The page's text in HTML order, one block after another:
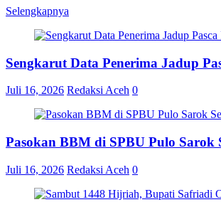
Selengkapnya
Sengkarut Data Penerima Jadup
Juli 16, 2026 Redaksi Aceh 0
Pasokan BBM di SPBU Pulo
Juli 16, 2026 Redaksi Aceh 0